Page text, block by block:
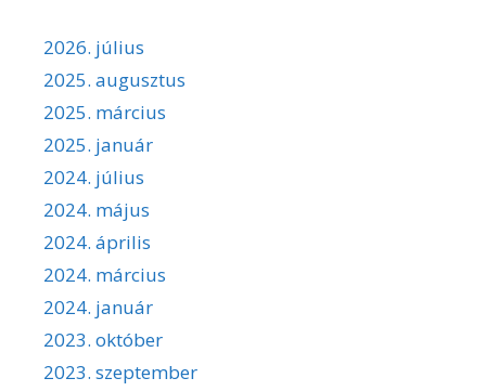
2026. július
2025. augusztus
2025. március
2025. január
2024. július
2024. május
2024. április
2024. március
2024. január
2023. október
2023. szeptember